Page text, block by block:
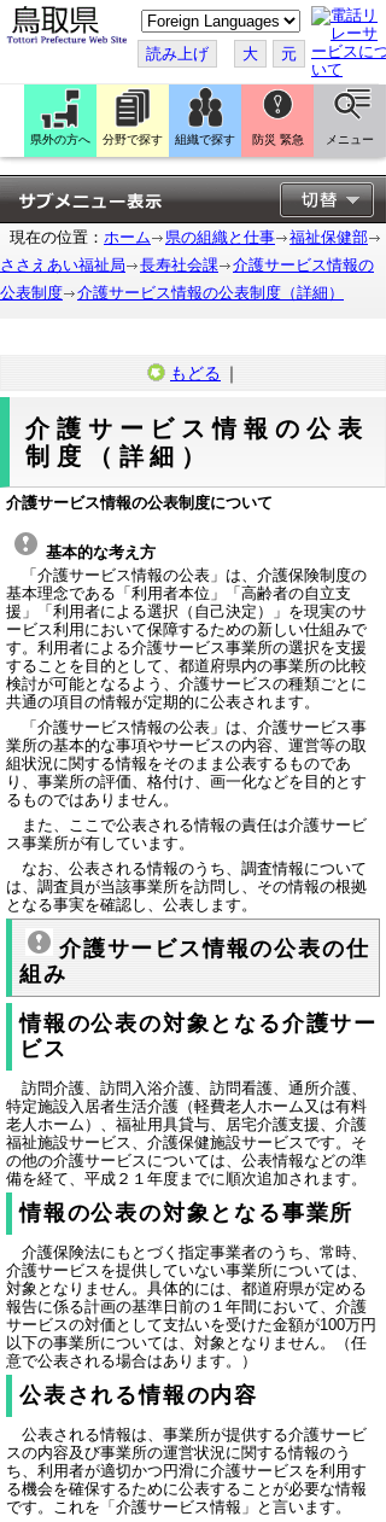
こ
の
ペ
ー
ジ
翻
訳
す
る
読み上げ 大 元
県外の方へ 分野で探す 組織で探す 防災 緊急 メニュー
現在の位置： ホーム 県の組織と仕事
福祉保健部
ささえあい福祉局
長寿社会課
介護サービス情報の
公表制度
介護サービス情報の公表制度（詳細）
もどる ｜
介護サービス情報の公表
制度（詳細）
介護サービス情報の公表制度について
基本的な考え方
「介護サービス情報の公表」は、介護保険制度の
基本理念である「利用者本位」「高齢者の自立支
援」「利用者による選択（自己決定）」を現実のサ
ービス利用において保障するための新しい仕組みで
す。利用者による介護サービス事業所の選択を支援
することを目的として、都道府県内の事業所の比較
検討が可能となるよう、介護サービスの種類ごとに
共通の項目の情報が定期的に公表されます。
「介護サービス情報の公表」は、介護サービス事
業所の基本的な事項やサービスの内容、運営等の取
組状況に関する情報をそのまま公表するものであ
り、事業所の評価、格付け、画一化などを目的とす
るものではありません。
また、ここで公表される情報の責任は介護サービ
ス事業所が有しています。
なお、公表される情報のうち、調査情報について
は、調査員が当該事業所を訪問し、その情報の根拠
となる事実を確認し、公表します。
介護サービス情報の公表の仕
組み
情報の公表の対象となる介護サー
ビス
訪問介護、訪問入浴介護、訪問看護、通所介護、
特定施設入居者生活介護（軽費老人ホーム又は有料
老人ホーム）、福祉用具貸与、居宅介護支援、介護
福祉施設サービス、介護保健施設サービスです。そ
の他の介護サービスについては、公表情報などの準
備を経て、平成２１年度までに順次追加されます。
情報の公表の対象となる事業所
介護保険法にもとづく指定事業者のうち、常時、
介護サービスを提供していない事業所については、
対象となりません。具体的には、都道府県が定める
報告に係る計画の基準日前の１年間において、介護
サービスの対価として支払いを受けた金額が100万円
以下の事業所については、対象となりません。（任
意で公表される場合はあります。）
公表される情報の内容
公表される情報は、事業所が提供する介護サービ
スの内容及び事業所の運営状況に関する情報のう
ち、利用者が適切かつ円滑に介護サービスを利用す
る機会を確保するために公表することが必要な情報
です。これを「介護サービス情報」と言います。